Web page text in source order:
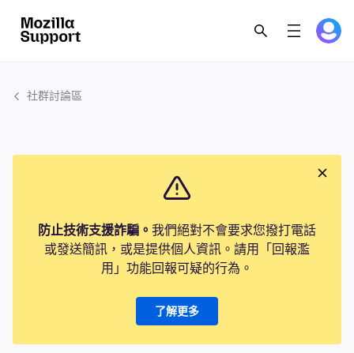
社群討論區
防止技術支援詐騙。 我們絕對不會要求您撥打電話
或發送簡訊，或是提供個人資訊。請用「回報濫
用」功能回報可疑的行為。
了解更多